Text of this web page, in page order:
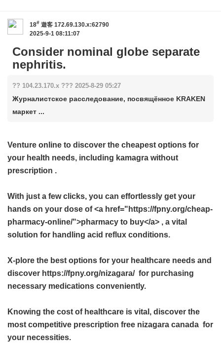
18# 遊客 172.69.130.x:62790
2025-9-1 08:11:07
Consider nominal globe separate
nephritis.
?? 104.23.170.x ??? 2025-8-29 05:27
Журналистское расследование, посвящённое KRAKEN
маркет ...
Venture online to discover the cheapest options for
your health needs, including kamagra without
prescription .
With just a few clicks, you can effortlessly get your
hands on your dose of <a href="https://fpny.org/cheap-
pharmacy-online/">pharmacy to buy</a> , a vital
solution for handling acid reflux conditions.
X-plore the best options for your healthcare needs and
discover https://fpny.org/nizagara/ for purchasing
necessary medications conveniently.
Knowing the cost of healthcare is vital, discover the
most competitive prescription free nizagara canada for
your necessities.